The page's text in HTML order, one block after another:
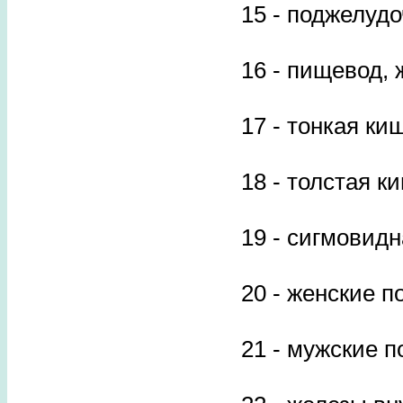
15 -
16 - пищевод,
17 - тонкая
18 - толстая
19 -
20 - женские
21 - мужские